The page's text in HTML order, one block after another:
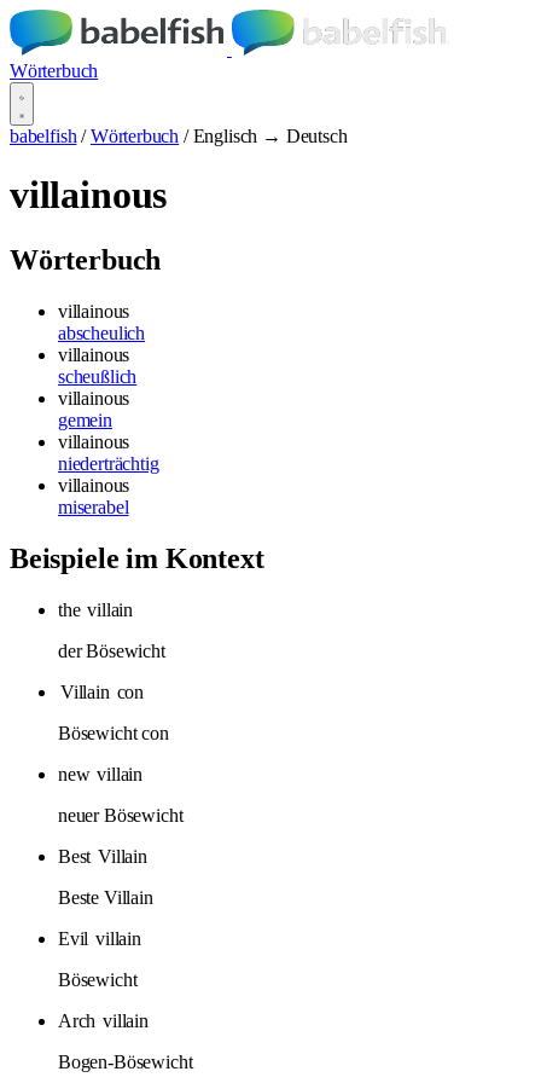
Wörterbuch
babelfish / Wörterbuch / Englisch → Deutsch
villainous
Wörterbuch
villainous
abscheulich
villainous
scheußlich
villainous
gemein
villainous
niederträchtig
villainous
miserabel
Beispiele im Kontext
the villain
der Bösewicht
Villain con
Bösewicht con
new villain
neuer Bösewicht
Best Villain
Beste Villain
Evil villain
Bösewicht
Arch villain
Bogen-Bösewicht